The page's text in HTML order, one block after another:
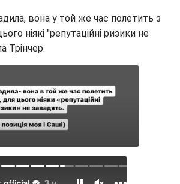
вона у той же час полетить з
ніякі "репутаційні ризики не
Трінчер.